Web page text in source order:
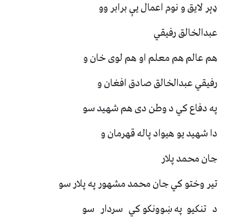
ډېر لایق و نوم اعمال یې برابر وو
عبدالخالق رفیقي
هم عالم هم معلم او هم لوی خان و
رفیقي عبدالخالق صادق افغان و
په دفاع کي د وطن دی هم شهید سو
دا شهید یو هیواد پاله قهرمان و
جان محمد پلار
تیر وختو کي جان محمد مشهور په پلار سو
د تنکیو په ښوونکو کي سردار سو